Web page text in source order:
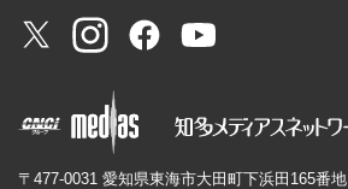
〒477-0031 愛知県東海市大田町下浜田165番地